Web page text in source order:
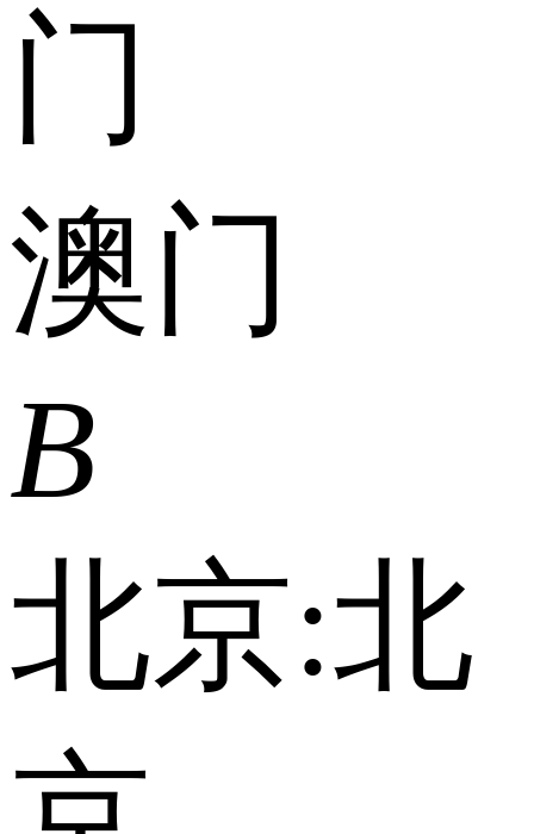
门
澳门
B
北京:北